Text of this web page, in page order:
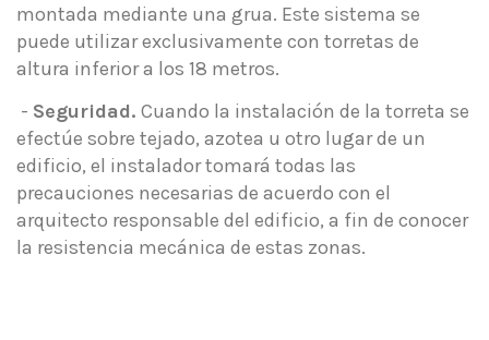
montada mediante una grua. Este sistema se
puede utilizar exclusivamente con torretas de
altura inferior a los 18 metros.
- Seguridad. Cuando la instalación de la torreta se
efectúe sobre tejado, azotea u otro lugar de un
edificio, el instalador tomará todas las
precauciones necesarias de acuerdo con el
arquitecto responsable del edificio, a fin de conocer
la resistencia mecánica de estas zonas.